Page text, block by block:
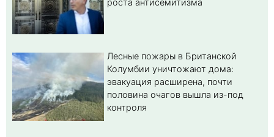
Лесные пожары в Британской
Колумбии уничтожают дома:
эвакуация расширена, почти
половина очагов вышла из-под
контроля